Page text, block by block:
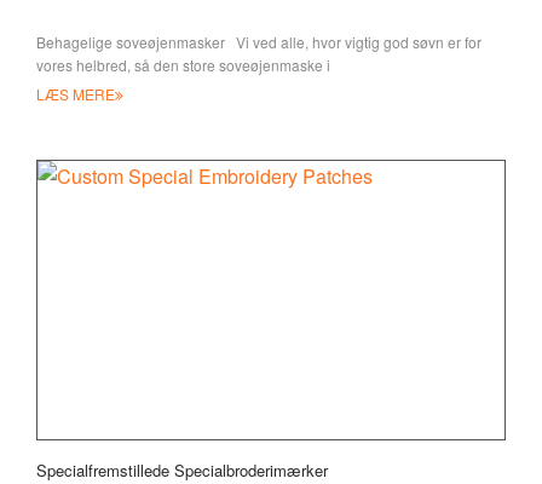
Behagelige soveøjenmasker Vi ved alle, hvor vigtig god søvn er for
vores helbred, så den store soveøjenmaske i
LÆS MERE
Specialfremstillede Specialbroderimærker